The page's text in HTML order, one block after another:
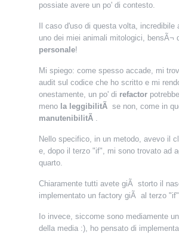
possiate avere un po' di contesto.
Il caso d'uso di questa volta, incredibile
uno dei miei animali mitologici, bensÃ¬
personale!
Mi spiego: come spesso accade, mi
audit sul codice che ho scritto e mi
onestamente, un po' di refactor
meno la leggibilitÃ se non, come in
manutenibilitÃ .
Nello specifico, in un metodo, avevo il
e, dopo il terzo "if", mi sono trovato ad
quarto.
Chiaramente tutti avete giÃ storto il
implementato un factory giÃ al terzo
Io invece, siccome sono mediamente
della media :), ho pensato di